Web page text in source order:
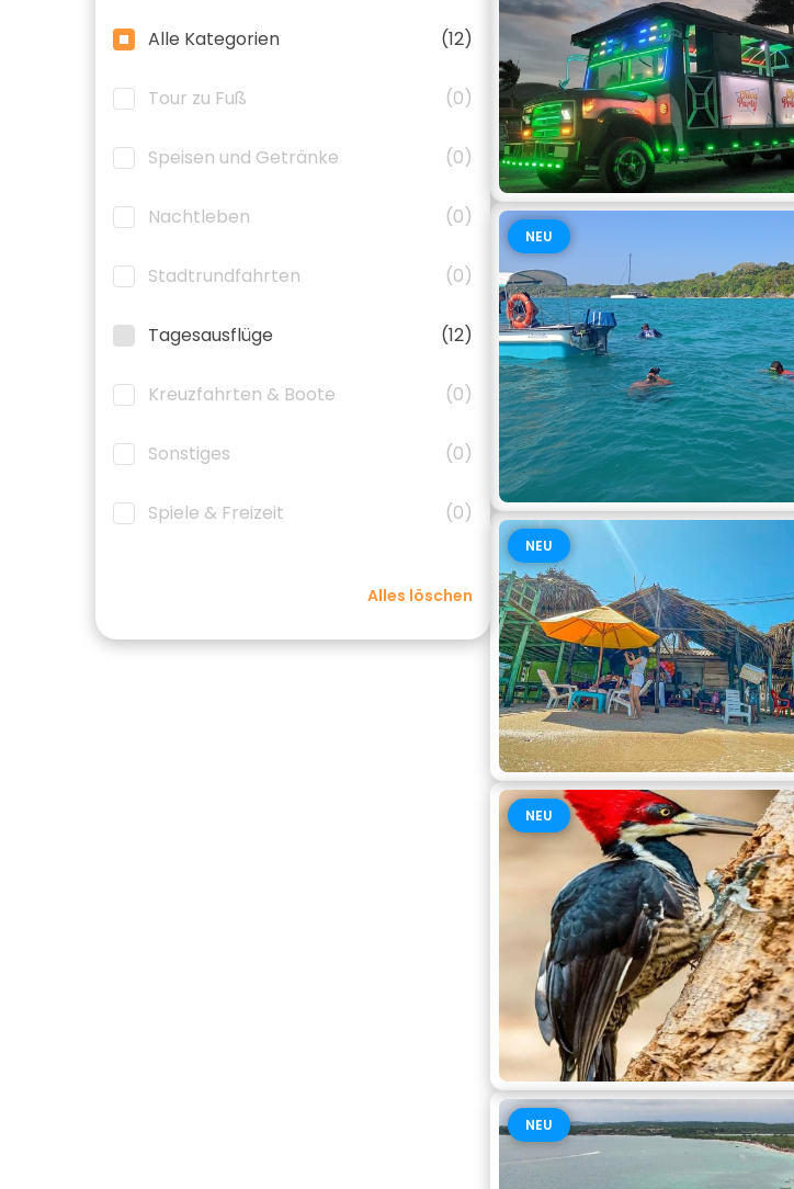
Alle Kategorien (12)
Tour zu Fuß (0)
Speisen und Getränke (0)
Nachtleben (0)
Stadtrundfahrten (0)
Tagesausflüge (12)
Kreuzfahrten & Boote (0)
Sonstiges (0)
Spiele & Freizeit (0)
Alles löschen
NEU
NEU
NEU
NEU